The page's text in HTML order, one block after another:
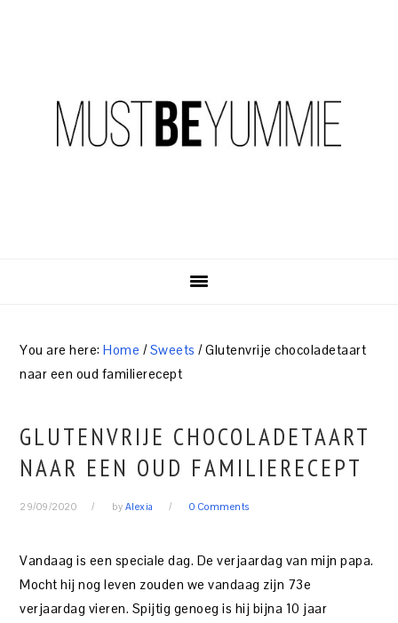
You are here:Home /Sweets /Glutenvrije chocoladetaart
naar een oud familierecept
GLUTENVRIJE CHOCOLADETAART
NAAR EEN OUD FAMILIERECEPT
29/09/2020 by Alexia 0 Comments
Vandaag is een speciale dag. De verjaardag van mijn papa.
Mocht hij nog leven zouden we vandaag zijn 73e
verjaardag vieren. Spijtig genoeg is hij bijna 10 jaar